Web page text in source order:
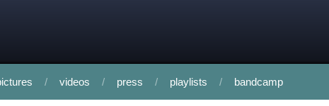
videos press playlists bandcamp